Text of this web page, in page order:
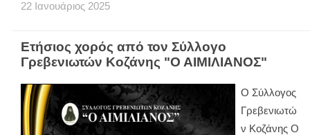
22 Ιανουάριος 2025
Ετήσιος χορός από τον Σύλλογο
Γρεβενιωτών Κοζάνης "Ο ΑΙΜΙΛΙΑΝΟΣ"
Ο Σύλλογος
Γρεβενιωτώ
ν Κοζάνης Ο